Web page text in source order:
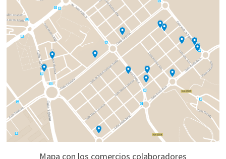
Mapa con los comercios colaboradores